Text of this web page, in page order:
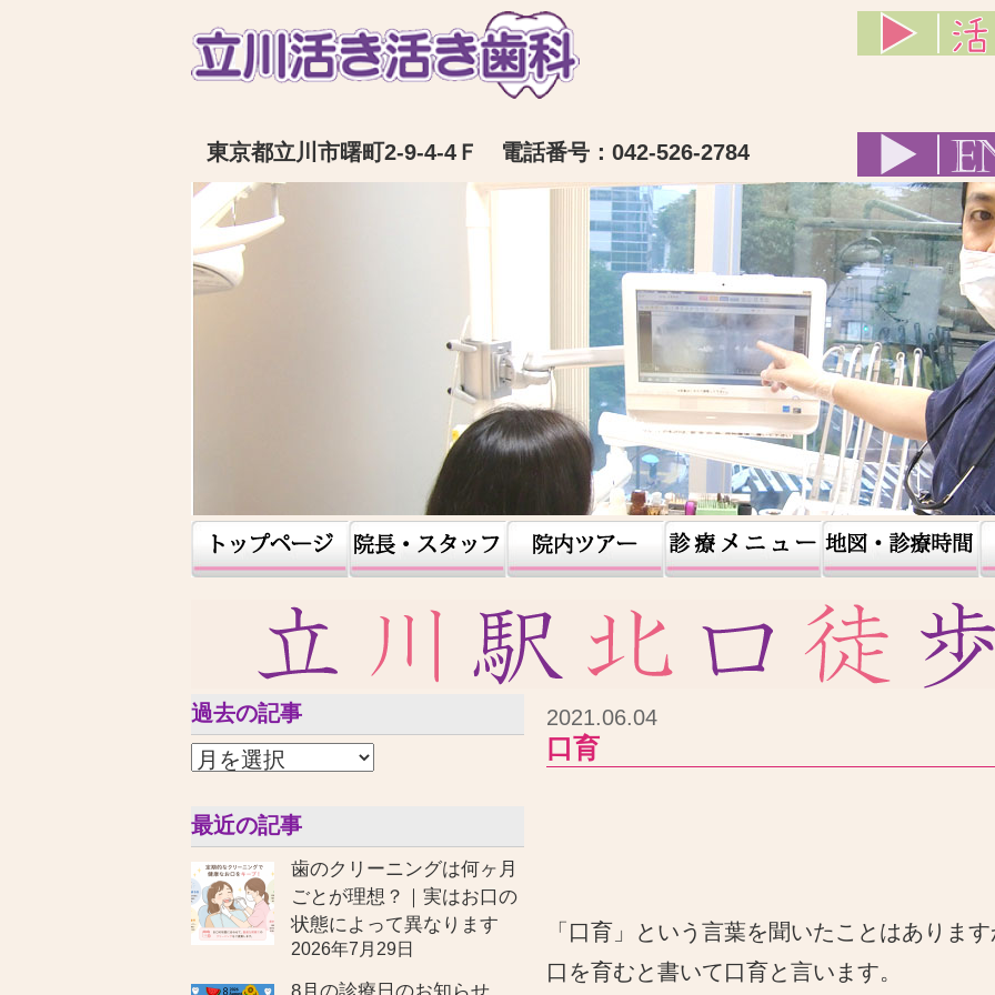
東京都立川市曙町2-9-4-4Ｆ 電話番号：042-526-2784
過去の記事
最近の記事
歯のクリーニングは何ヶ月
ごとが理想？｜実はお口の
状態によって異なります
2026年7月29日
2021.06.04
口育
「口育」という言葉を聞いたことはありま
口を育むと書いて口育と言います。